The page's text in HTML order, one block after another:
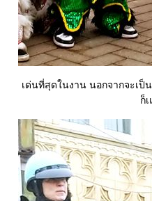
เด่นที่สุดในงาน นอกจากจะเป็
ก็